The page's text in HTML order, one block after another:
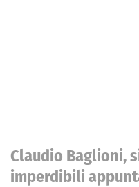
Claudio Baglioni,
imperdibili